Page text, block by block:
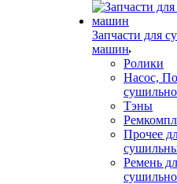
Запчасти для
машин
Ролики
Насос,
Тэны
Прочее
Ремень